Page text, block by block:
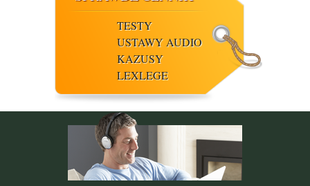
TESTY
USTAWY AUDIO
KAZUSY
LEXLEGE